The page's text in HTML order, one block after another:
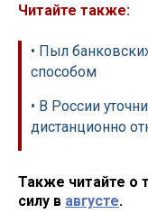
Читайте также:
• Пыл
способом
• В России
дистанционно
Также читайте о
силу в августе.